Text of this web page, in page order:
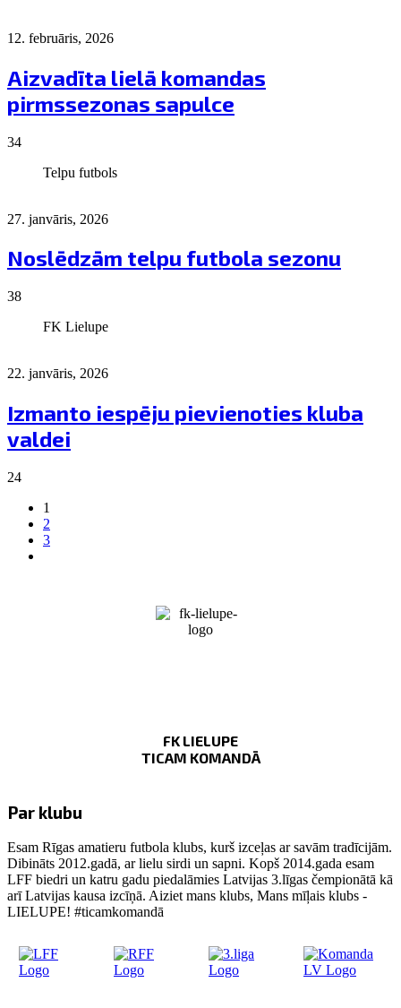
12. februāris, 2026
Aizvadīta lielā komandas
pirmssezonas sapulce
34
Telpu futbols
27. janvāris, 2026
Noslēdzām telpu futbola sezonu
38
FK Lielupe
22. janvāris, 2026
Izmanto iespēju pievienoties kluba
valdei
24
1
2
3
FK LIELUPE
TICAM KOMANDĀ
Par klubu
Esam Rīgas amatieru futbola klubs, kurš izceļas ar savām tradīcijām.
Dibināts 2012.gadā, ar lielu sirdi un sapni. Kopš 2014.gada esam
LFF biedri un katru gadu piedalāmies Latvijas 3.līgas čempionātā kā
arī Latvijas kausa izcīņā. Aiziet mans klubs, Mans mīļais klubs -
LIELUPE! #ticamkomandā